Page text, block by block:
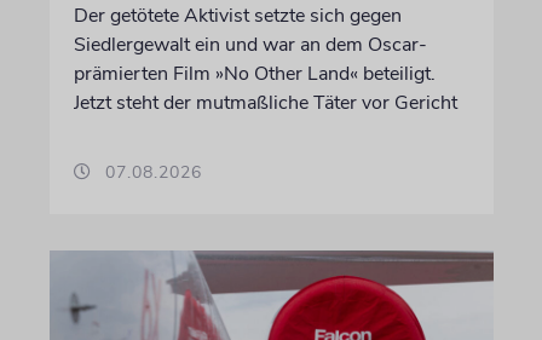
Der getötete Aktivist setzte sich gegen
Siedlergewalt ein und war an dem Oscar-
prämierten Film »No Other Land« beteiligt.
Jetzt steht der mutmaßliche Täter vor Gericht
07.08.2026